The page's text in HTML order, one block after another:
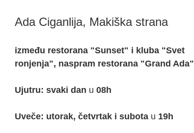
Ada Ciganlija, Makiška strana
između restorana "Sunset" i kluba "Svet
ronjenja", naspram restorana "Grand Ada"
Ujutru: svaki dan u 08h
Uveče: utorak, četvrtak i subota u 19h